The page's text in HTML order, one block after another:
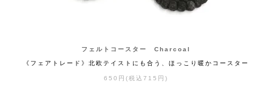
フェルトコースター Charcoal
《フェアトレード》北欧テイストにも合う、ほっこり暖かコースター
650円(税込715円)